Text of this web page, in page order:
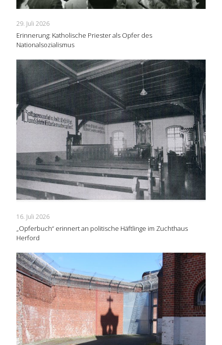
29. Juli 2026
Erinnerung: Katholische Priester als Opfer des
Nationalsozialismus
16. Juli 2026
„Opferbuch“ erinnert an politische Häftlinge im Zuchthaus
Herford